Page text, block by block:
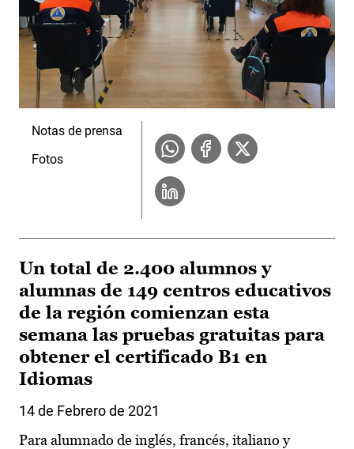
Notas de prensa
Fotos
Un total de 2.400 alumnos y
alumnas de 149 centros educativos
de la región comienzan esta
semana las pruebas gratuitas para
obtener el certificado B1 en
Idiomas
14 de Febrero de 2021
Para alumnado de inglés, francés, italiano y